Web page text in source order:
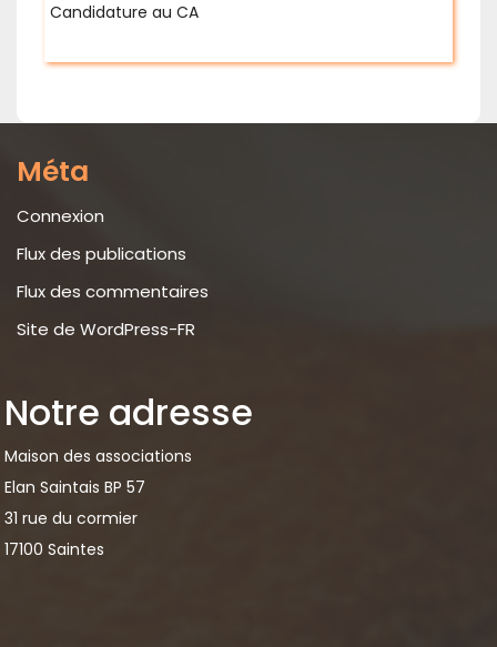
Candidature au CA
Méta
Connexion
Flux des publications
Flux des commentaires
Site de WordPress-FR
Notre adresse
Maison des associations
Elan Saintais BP 57
31 rue du cormier
17100 Saintes